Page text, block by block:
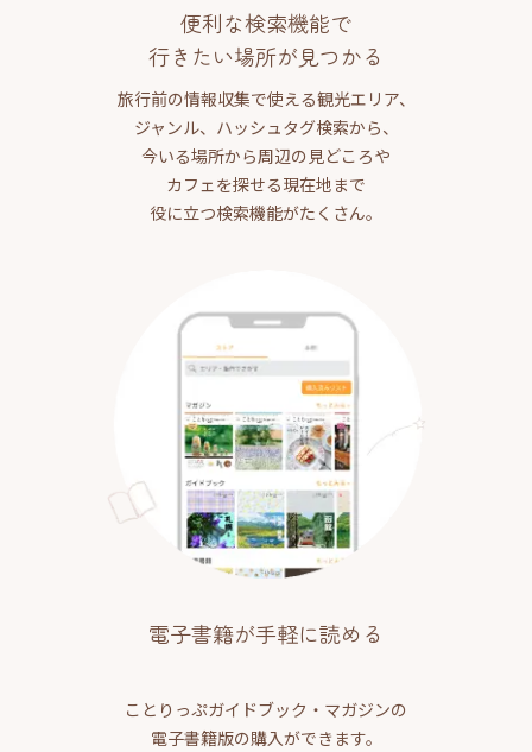
便利な検索機能で
行きたい場所が見つかる
旅行前の情報収集で使える観光エリア、
ジャンル、ハッシュタグ検索から、
今いる場所から周辺の見どころや
カフェを探せる現在地まで
役に立つ検索機能がたくさん。
電子書籍が手軽に読める
ことりっぷガイドブック・マガジンの
電子書籍版の購入ができます。